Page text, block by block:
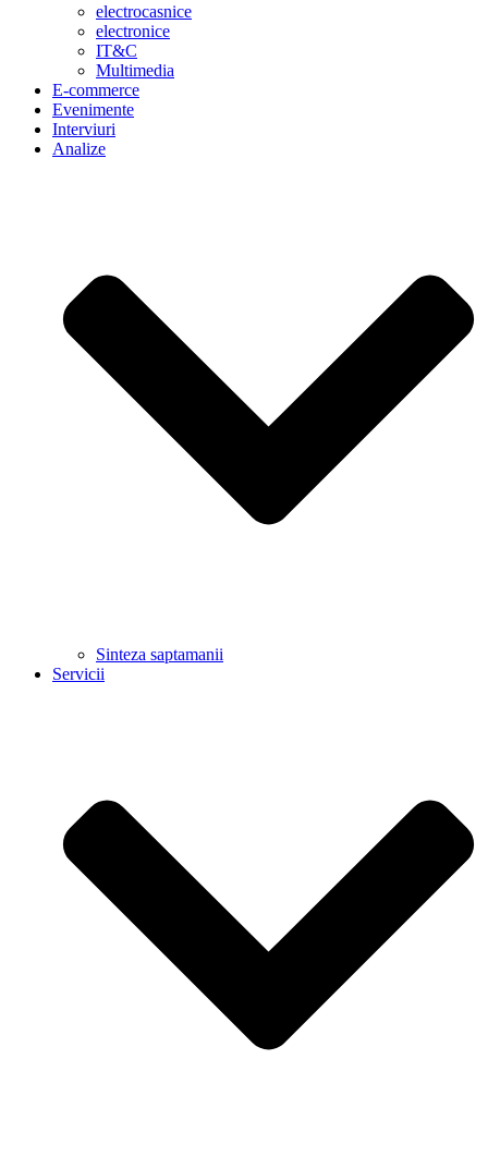
electrocasnice
electronice
IT&C
Multimedia
E-commerce
Evenimente
Interviuri
Analize
Sinteza saptamanii
Servicii